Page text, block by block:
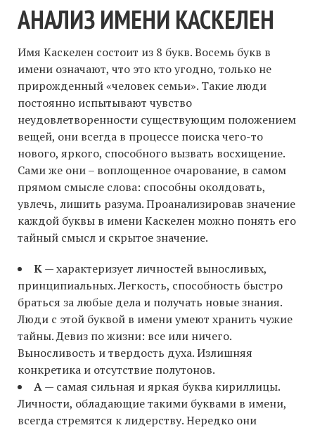
АНАЛИЗ ИМЕНИ КАСКЕЛЕН
Имя Каскелен состоит из 8 букв. Восемь букв в
имени означают, что это кто угодно, только не
прирожденный «человек семьи». Такие люди
постоянно испытывают чувство
неудовлетворенности существующим положением
вещей, они всегда в процессе поиска чего-то
нового, яркого, способного вызвать восхищение.
Сами же они – воплощенное очарование, в самом
прямом смысле слова: способны околдовать,
увлечь, лишить разума. Проанализировав значение
каждой буквы в имени Каскелен можно понять его
тайный смысл и скрытое значение.
К— характеризует личностей выносливых,
принципиальных. Легкость, способность быстро
браться за любые дела и получать новые знания.
Люди с этой буквой в имени умеют хранить чужие
тайны. Девиз по жизни: все или ничего.
Выносливость и твердость духа. Излишняя
конкретика и отсутствие полутонов.
А— самая сильная и яркая буква кириллицы.
Личности, обладающие такими буквами в имени,
всегда стремятся к лидерству. Нередко они